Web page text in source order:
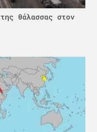
θάλασσας στον